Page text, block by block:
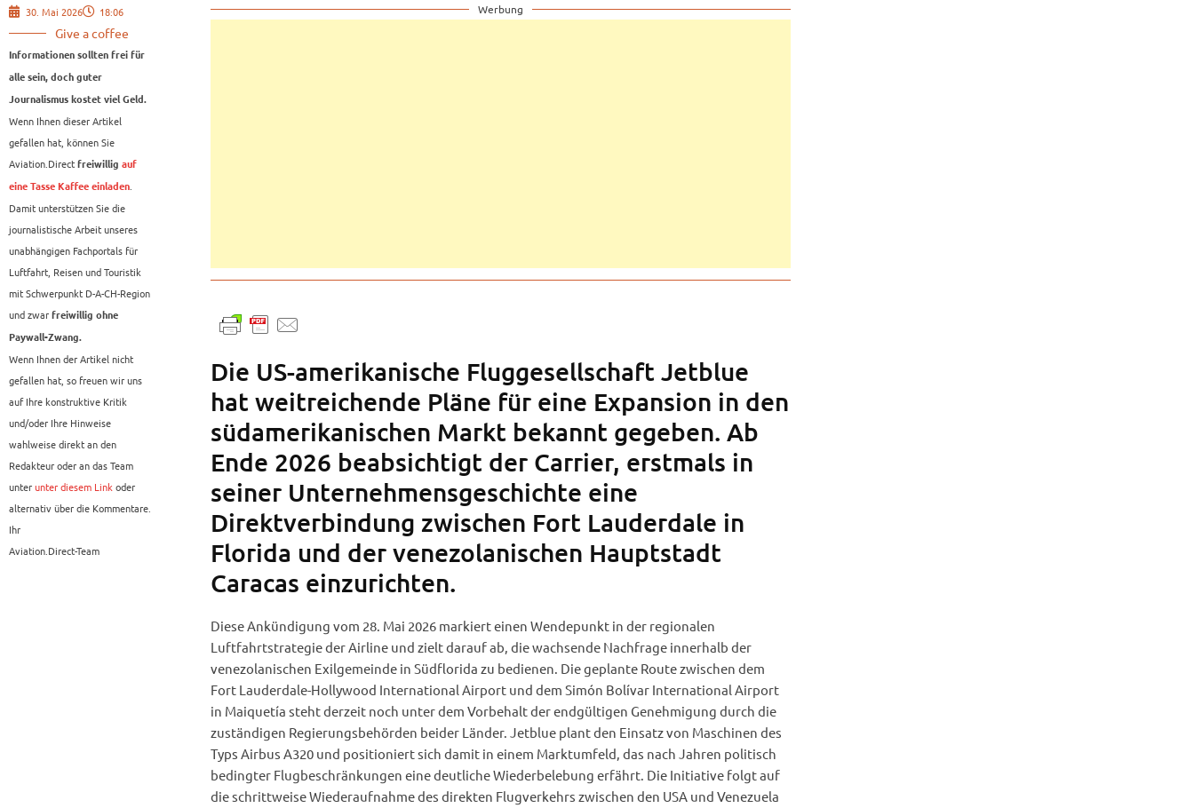
30. Mai 2026 18:06
Give a coffee
Informationen sollten frei für
alle sein, doch guter
Journalismus kostet viel Geld.
Wenn Ihnen dieser Artikel
gefallen hat, können Sie
Aviation.Direct freiwillig auf
eine Tasse Kaffee einladen.
Damit unterstützen Sie die
journalistische Arbeit unseres
unabhängigen Fachportals für
Luftfahrt, Reisen und Touristik
mit Schwerpunkt D-A-CH-Region
und zwar freiwillig ohne
Paywall-Zwang.
Wenn Ihnen der Artikel nicht
gefallen hat, so freuen wir uns
auf Ihre konstruktive Kritik
und/oder Ihre Hinweise
wahlweise direkt an den
Redakteur oder an das Team
unterunter diesem Linkoder
alternativ über die Kommentare.
Ihr
Aviation.Direct-Team
Werbung
Die US-amerikanische Fluggesellschaft Jetblue
hat weitreichende Pläne für eine Expansion in den
südamerikanischen Markt bekannt gegeben. Ab
Ende 2026 beabsichtigt der Carrier, erstmals in
seiner Unternehmensgeschichte eine
Direktverbindung zwischen Fort Lauderdale in
Florida und der venezolanischen Hauptstadt
Caracas einzurichten.
Diese Ankündigung vom 28. Mai 2026 markiert einen Wendepunkt in der regionalen
Luftfahrtstrategie der Airline und zielt darauf ab, die wachsende Nachfrage innerhalb der
venezolanischen Exilgemeinde in Südflorida zu bedienen. Die geplante Route zwischen dem
Fort Lauderdale-Hollywood International Airport und dem Simón Bolívar International Airport
in Maiquetía steht derzeit noch unter dem Vorbehalt der endgültigen Genehmigung durch die
zuständigen Regierungsbehörden beider Länder. Jetblue plant den Einsatz von Maschinen des
Typs Airbus A320 und positioniert sich damit in einem Marktumfeld, das nach Jahren politisch
bedingter Flugbeschränkungen eine deutliche Wiederbelebung erfährt. Die Initiative folgt auf
die schrittweise Wiederaufnahme des direkten Flugverkehrs zwischen den USA und Venezuela